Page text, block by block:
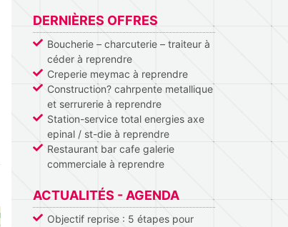
DERNIÈRES OFFRES
Boucherie – charcuterie – traiteur à
céder à reprendre
Creperie meymac à reprendre
Construction? cahrpente metallique
et serrurerie à reprendre
Station-service total energies axe
epinal / st-die à reprendre
Restaurant bar cafe galerie
commerciale à reprendre
ACTUALITÉS - AGENDA
Objectif reprise : 5 étapes pour